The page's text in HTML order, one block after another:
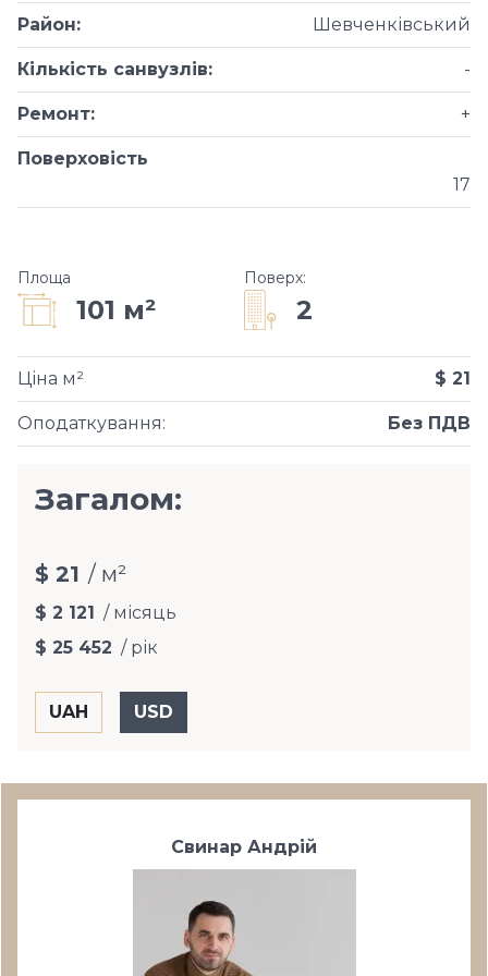
Район: Шевченківський
Кількість санвузлів: -
Ремонт: +
Поверховість
17
Площа
101 м²
Поверх:
2
Оподаткування: Без ПДВ
Ціна м² $ 21
Загалом:
$ 21 / м²
$ 2 121 / місяць
$ 25 452 / рік
Свинар Андрій